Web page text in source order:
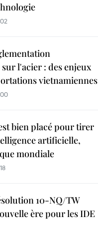
l'acier : des enjeux
vietnamiennes
bien placé pour tirer
artificielle,
mondiale
10-NQ/TW
ère pour les IDE